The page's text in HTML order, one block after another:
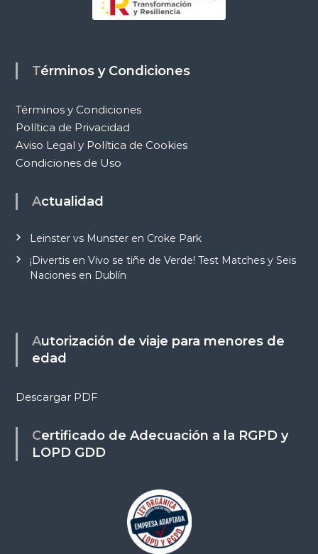
Términos y Condiciones
Términos y Condiciones
Política de Privacidad
Aviso Legal y Política de Cookies
Condiciones de Uso
Actualidad
Leinster vs Munster en Croke Park
¡Divertis en Vivo se tiñe de Verde! Test Matches y Seis
Naciones en Dublín
Autorización de viaje para menores de
edad
Descargar PDF
Certificado de Adecuación a la RGPD y
LOPD GDD